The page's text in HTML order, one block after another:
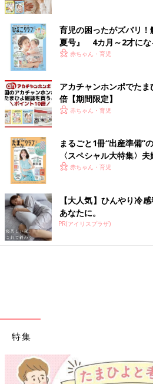
育児の困ったがズバリ
夏号』 4カ月～2才にな
いっぱい！
赤ちゃん・育児
アカチャンホンポでた
倍【期間限定】
赤ちゃん・育児
まるごと1冊“出産準備”
〈スペシャル大特集〉
赤ちゃん・育児
【大人気】ひんやり冷
あなたに。
PR(アイリスプラザ)
特集